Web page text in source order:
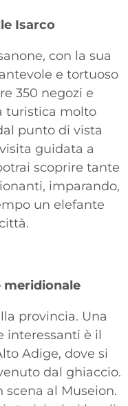
Isarco
con la sua
e tortuoso
350 negozi e
turistica molto
punto di vista
guidata a
scoprire tante
imparando,
un elefante
meridionale
provincia. Una
interessanti è il
Adige, dove si
dal ghiaccio.
scena al Museion.